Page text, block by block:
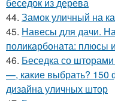
44. Замок уличный на
45. Навесы для дачи.
поликарбоната: плюсы
46. Беседка со
—, какие выбрать? 150
дизайна уличных штор